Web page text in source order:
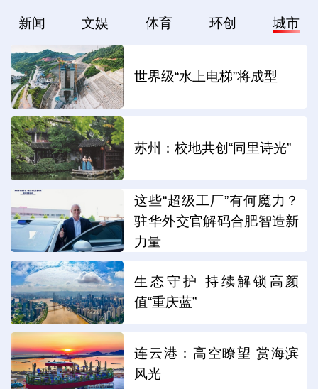
新闻 文娱 体育 环创 城市
世界级“水上电梯”将成型
苏州：校地共创“同里诗光”
这些“超级工厂”有何魔力？
驻华外交官解码合肥智造新
力量
生态守护 持续解锁高颜
值“重庆蓝”
连云港：高空瞭望 赏海滨
风光